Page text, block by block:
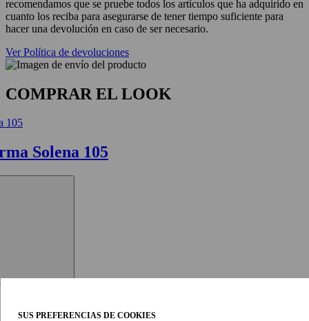
SUS PREFERENCIAS DE COOKIES
recomendamos que se pruebe todos los artículos que ha adquirido en
cuanto los reciba para asegurarse de tener tiempo suficiente para
hacer una devolución en caso de ser necesario.
Ver Política de devoluciones
COMPRAR EL LOOK
Solena 105